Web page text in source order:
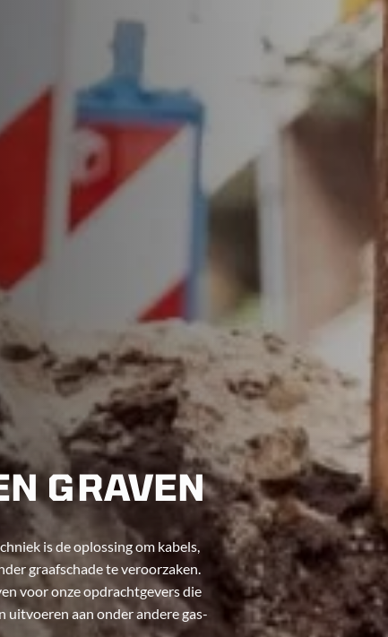
GRAVEN
is de oplossing om kabels,
graafschade te veroorzaken.
voor onze opdrachtgevers die
uitvoeren aan onder andere gas-